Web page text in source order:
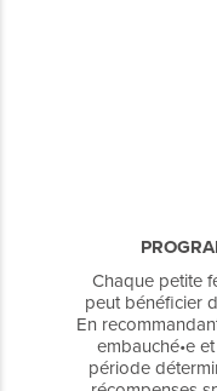
Chaque petite
peut bénéficier
En
embauché•e
période